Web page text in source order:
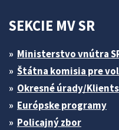
SEKCIE MV SR
Ministerstvo vnútra
Štátna komisia pre
Okresné úrady/
Európske programy
Policajný zbor